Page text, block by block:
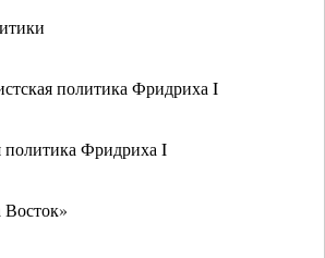
политика Фридриха I
политика Фридриха I